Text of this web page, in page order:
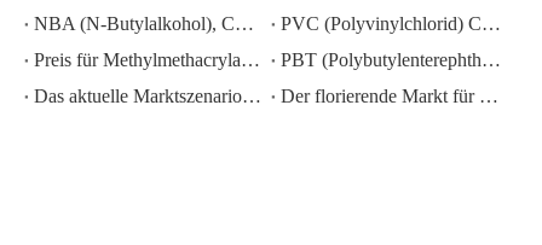
NBA (N-Butylalkohol), CAS-Nr.:71-36-3, Branchenkenntnisse
PVC (Polyvinylchlorid) CAS-NR.:9002-86-2
Preis für Methylmethacrylat MMA CAS 80-62-6 sinkt stark
PBT (Polybutylenterephthalat) CAS-NR.26062-94-2
Das aktuelle Marktszenario für Schwefelsäure in China: Ein Jahresrückblick
Der florierende Markt für Kaliumhydroxid-, Natriumhydroxid- und Wasserstoffperoxid-Exporte aus China: Ein Rückblick auf das vergangene Jahr